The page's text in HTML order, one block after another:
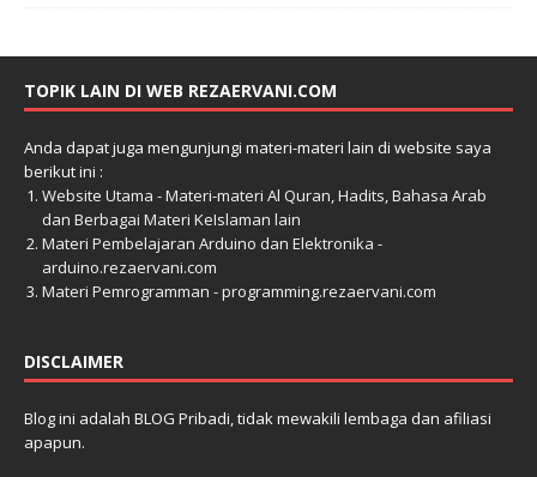
TOPIK LAIN DI WEB REZAERVANI.COM
Anda dapat juga mengunjungi materi-materi lain di website saya
berikut ini :
Website Utama - Materi-materi Al Quran, Hadits, Bahasa Arab
dan Berbagai Materi KeIslaman lain
Materi Pembelajaran Arduino dan Elektronika -
arduino.rezaervani.com
Materi Pemrogramman - programming.rezaervani.com
DISCLAIMER
Blog ini adalah BLOG Pribadi, tidak mewakili lembaga dan afiliasi
apapun.